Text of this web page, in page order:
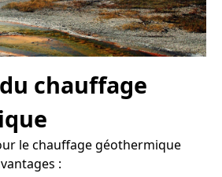
chauffage
le chauffage géothermique
: